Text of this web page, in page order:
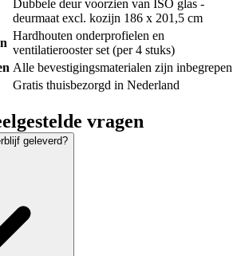
Dubbele deur voorzien van ISO glas -
deurmaat excl. kozijn 186 x 201,5 cm
Hardhouten onderprofielen en
ventilatierooster set (per 4 stuks)
Alle bevestigingsmaterialen zijn inbegrepen
Gratis thuisbezorgd in Nederland
vragen
geleverd?